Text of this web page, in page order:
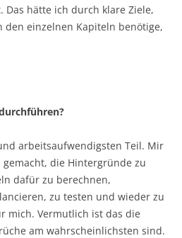
Das hätte ich durch klare Ziele,
den einzelnen Kapiteln benötige,
arbeitsaufwendigsten Teil. Mir
gemacht, die Hintergründe zu
dafür zu berechnen,
zu testen und wieder zu
mich. Vermutlich ist das die
am wahrscheinlichsten sind.